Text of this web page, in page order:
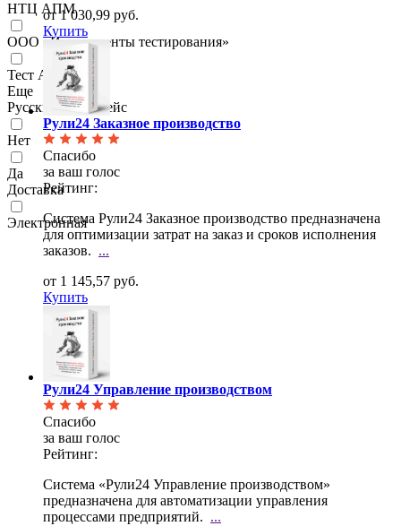
НТЦ АПМ
ООО «Инструменты тестирования»
Тест АйТи
Еще
Русский интерфейс
Нет
Да
Доставка
Электронная
от 1 030,99 руб.
Купить
Рули24 Заказное производство
Спасибо
за ваш голос
Рейтинг:
Система Рули24 Заказное производство предназначена
для оптимизации затрат на заказ и сроков исполнения
заказов. ...
от 1 145,57 руб.
Купить
Рули24 Управление производством
Спасибо
за ваш голос
Рейтинг:
Система «Рули24 Управление производством»
предназначена для автоматизации управления
процессами предприятий. ...